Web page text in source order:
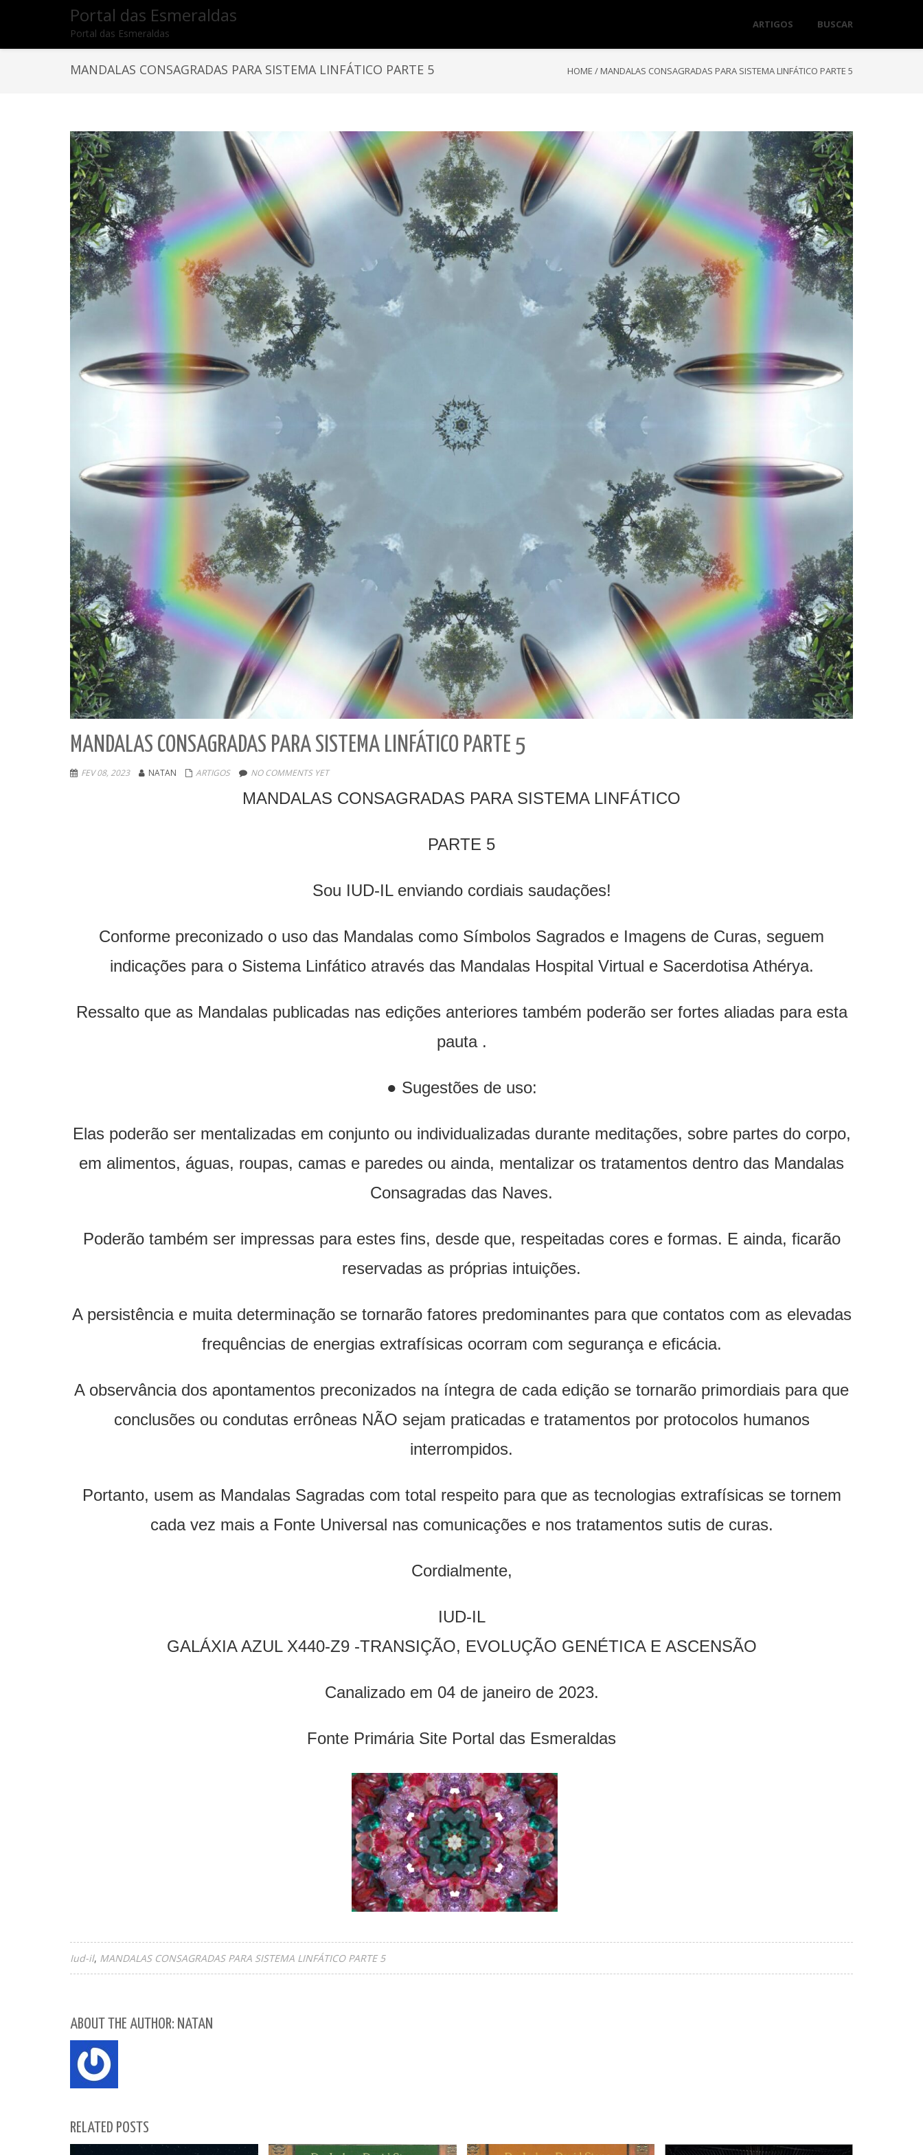
Portal das Esmeraldas
Portal das Esmeraldas
ARTIGOS BUSCAR
MANDALAS CONSAGRADAS PARA SISTEMA LINFÁTICO PARTE 5 HOME / MANDALAS CONSAGRADAS PARA SISTEMA LINFÁTICO PARTE 5
MANDALAS CONSAGRADAS PARA SISTEMA LINFÁTICO PARTE 5
FEV 08, 2023 NATAN ARTIGOS NO COMMENTS YET
MANDALAS CONSAGRADAS PARA SISTEMA LINFÁTICO
PARTE 5
Sou IUD-IL enviando cordiais saudações!
Conforme preconizado o uso das Mandalas como Símbolos Sagrados e Imagens de Curas, seguem
indicações para o Sistema Linfático através das Mandalas Hospital Virtual e Sacerdotisa Athérya.
Ressalto que as Mandalas publicadas nas edições anteriores também poderão ser fortes aliadas para esta
pauta .
● Sugestões de uso:
Elas poderão ser mentalizadas em conjunto ou individualizadas durante meditações, sobre partes do corpo,
em alimentos, águas, roupas, camas e paredes ou ainda, mentalizar os tratamentos dentro das Mandalas
Consagradas das Naves.
Poderão também ser impressas para estes fins, desde que, respeitadas cores e formas. E ainda, ficarão
reservadas as próprias intuições.
A persistência e muita determinação se tornarão fatores predominantes para que contatos com as elevadas
frequências de energias extrafísicas ocorram com segurança e eficácia.
A observância dos apontamentos preconizados na íntegra de cada edição se tornarão primordiais para que
conclusões ou condutas errôneas NÃO sejam praticadas e tratamentos por protocolos humanos
interrompidos.
Portanto, usem as Mandalas Sagradas com total respeito para que as tecnologias extrafísicas se tornem
cada vez mais a Fonte Universal nas comunicações e nos tratamentos sutis de curas.
Cordialmente,
IUD-IL
GALÁXIA AZUL X440-Z9 -TRANSIÇÃO, EVOLUÇÃO GENÉTICA E ASCENSÃO
Canalizado em 04 de janeiro de 2023.
Fonte Primária Site Portal das Esmeraldas
Iud-il MANDALAS CONSAGRADAS PARA SISTEMA LINFÁTICO PARTE 5
ABOUT THE AUTHOR: NATAN
RELATED POSTS